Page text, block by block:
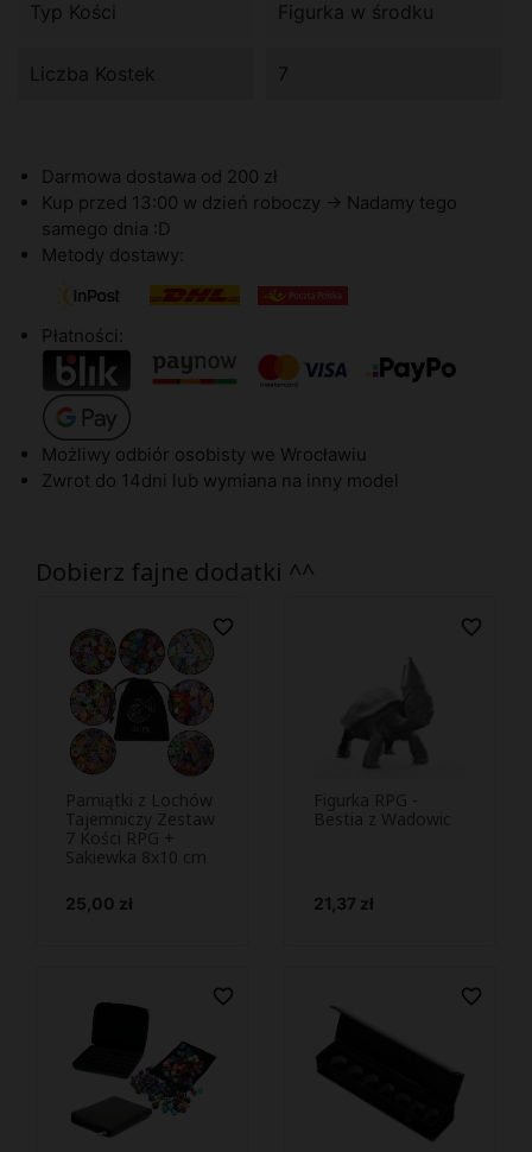
Typ Kości Figurka w środku
Liczba Kostek 7
Darmowa dostawa od 200 zł
Kup przed 13:00 w dzień roboczy -> Nadamy tego
samego dnia :D
Metody dostawy:
Płatności:
Możliwy odbiór osobisty we Wrocławiu
Zwrot do 14dni lub wymiana na inny model
Dobierz fajne dodatki ^^
Podejrzyj i
kup
Pamiątki z Lochów
Tajemniczy Zestaw
7 Kości RPG +
Sakiewka 8x10 cm
favorite_border
Cena
25,00 zł
Podejrzyj i
Figurka RPG -
Bestia z Wadowic
favorite_border
Cena
21,37 zł
favorite_border favorite_border